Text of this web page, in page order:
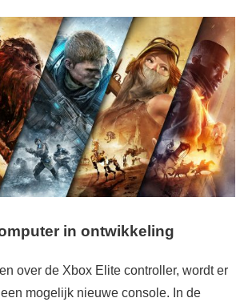
in ontwikkeling
over de Xbox Elite controller, wordt er
mogelijk nieuwe console. In de